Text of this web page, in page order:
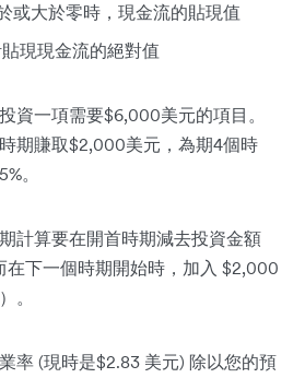
或大於零時，現金流的貼現值
貼現現金流的絕對值
資一項需要$6,000美元的項目。
期賺取$2,000美元，為期4個時
。
計算要在開首時期減去投資金額
在下一個時期開始時，加入 $2,000
。
率 (現時是$2.83 美元) 除以您的預